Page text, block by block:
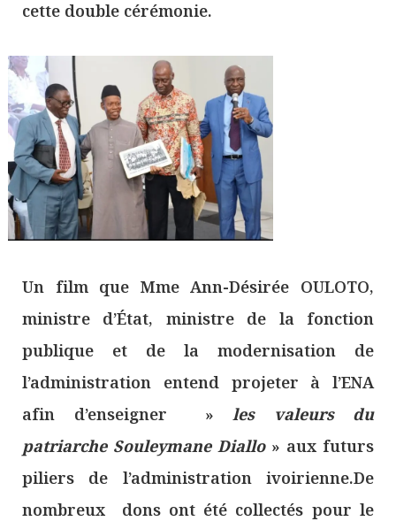
cette double cérémonie.
Un film que Mme Ann-Désirée OULOTO,
ministre d’État, ministre de la fonction
publique et de la modernisation de
l’administration entend projeter à l’ENA
afin d’enseigner » les valeurs du
patriarche Souleymane Diallo» aux futurs
piliers de l’administration ivoirienne.De
nombreux dons ont été collectés pour le